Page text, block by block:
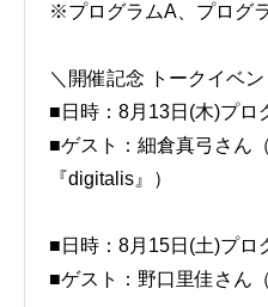
※プログラムA、プログ
＼開催記念 トークイベ
■日時：8月13日(木)プロ
■ゲスト：細倉真弓さん
『digitalis』）
■日時：8月15日(土)プロ
■ゲスト：野口里佳さん